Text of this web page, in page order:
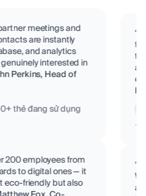
meetings and
are instantly
and analytics
genuinely interested in
Perkins, Head of
+thẻ đang sử dụng
200 employees from
to digital ones — it
eco-friendly but also